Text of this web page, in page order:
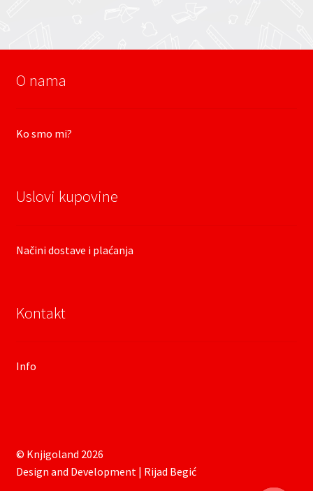
O nama
Ko smo mi?
Uslovi kupovine
Načini dostave i plaćanja
Kontakt
Info
© Knjigoland 2026
Design and Development | Rijad Begić